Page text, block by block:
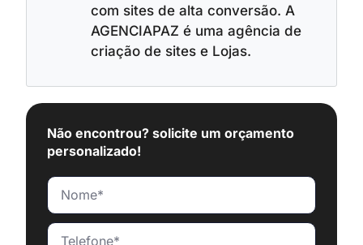
com sites de alta conversão. A
AGENCIAPAZ é uma agência de
criação de sites e Lojas.
Não encontrou? solicite um orçamento
personalizado!